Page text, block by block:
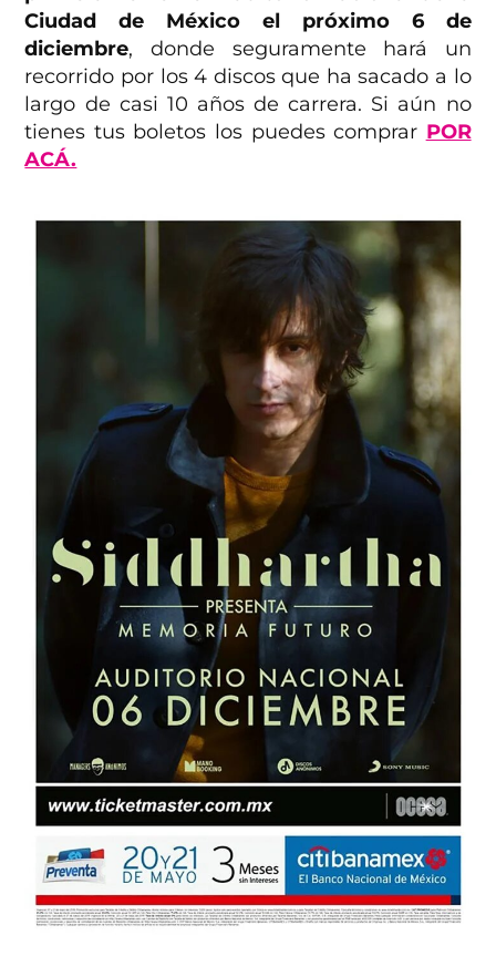
Ciudad de México el próximo 6 de
diciembre, donde seguramente hará un
recorrido por los 4 discos que ha sacado a lo
largo de casi 10 años de carrera. Si aún no
tienes tus boletos los puedes comprar POR
ACÁ.